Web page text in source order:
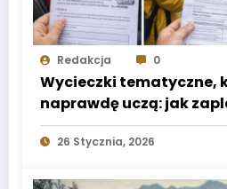
Redakcja 0
Wycieczki tematyczne,
naprawdę uczą: jak
„scenariusz”, a nie
26 Stycznia, 2026